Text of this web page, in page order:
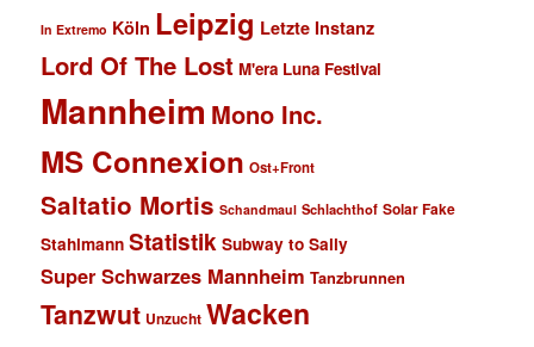
In Extremo Köln Leipzig Letzte Instanz
Lord Of The Lost M'era Luna Festival
Mannheim Mono Inc.
MS Connexion Ost+Front
Saltatio Mortis Schandmaul Schlachthof Solar Fake
Stahlmann Statistik Subway to Sally
Super Schwarzes Mannheim Tanzbrunnen
Tanzwut Unzucht Wacken